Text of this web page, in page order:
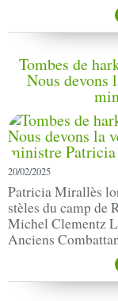
Tombes de
Nous devons
20/02/2025
Patricia Mirallès
stèles du camp de
Michel Clementz
Anciens